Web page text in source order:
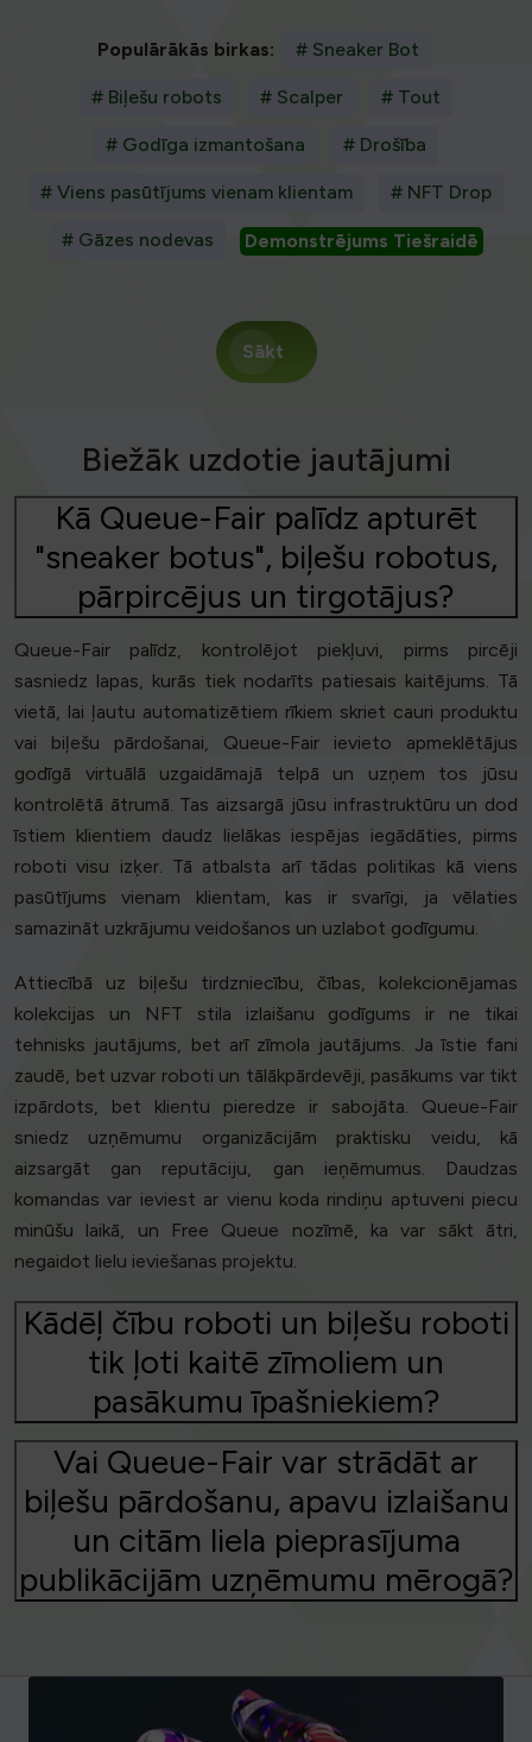
Populārākās birkas: # Sneaker Bot
# Biļešu robots # Scalper # Tout
# Godīga izmantošana # Drošība
# Viens pasūtījums vienam klientam # NFT Drop
# Gāzes nodevas Demonstrējums Tiešraidē
Sākt
Biežāk uzdotie jautājumi
Kā Queue-Fair palīdz apturēt
"sneaker botus", biļešu robotus,
pārpircējus un tirgotājus?
Queue-Fair palīdz, kontrolējot piekļuvi, pirms pircēji
sasniedz lapas, kurās tiek nodarīts patiesais kaitējums. Tā
vietā, lai ļautu automatizētiem rīkiem skriet cauri produktu
vai biļešu pārdošanai, Queue-Fair ievieto apmeklētājus
godīgā virtuālā uzgaidāmajā telpā un uzņem tos jūsu
kontrolētā ātrumā. Tas aizsargā jūsu infrastruktūru un dod
īstiem klientiem daudz lielākas iespējas iegādāties, pirms
roboti visu izķer. Tā atbalsta arī tādas politikas kā viens
pasūtījums vienam klientam, kas ir svarīgi, ja vēlaties
samazināt uzkrājumu veidošanos un uzlabot godīgumu.
Attiecībā uz biļešu tirdzniecību, čības, kolekcionējamas
kolekcijas un NFT stila izlaišanu godīgums ir ne tikai
tehnisks jautājums, bet arī zīmola jautājums. Ja īstie fani
zaudē, bet uzvar roboti un tālākpārdevēji, pasākums var tikt
izpārdots, bet klientu pieredze ir sabojāta. Queue-Fair
sniedz uzņēmumu organizācijām praktisku veidu, kā
aizsargāt gan reputāciju, gan ieņēmumus. Daudzas
komandas var ieviest ar vienu koda rindiņu aptuveni piecu
minūšu laikā, un Free Queue nozīmē, ka var sākt ātri,
negaidot lielu ieviešanas projektu.
Kādēļ čību roboti un biļešu roboti
tik ļoti kaitē zīmoliem un
pasākumu īpašniekiem?
Vai Queue-Fair var strādāt ar
biļešu pārdošanu, apavu izlaišanu
un citām liela pieprasījuma
publikācijām uzņēmumu mērogā?